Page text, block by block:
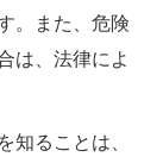
。また、危険
は、法律によ
知ることは、